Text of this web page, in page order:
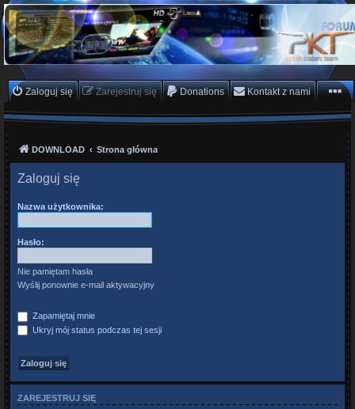
PKTeam - Polish Koders
Team
Hyperion, Enigma, E2, PKT, listy kanałów, oscam
Zaloguj się Zarejestruj się Donations Kontakt z nami
DOWNLOAD Strona główna
Zaloguj się
Nazwa użytkownika:
Hasło:
Nie pamiętam hasła
Wyślij ponownie e-mail aktywacyjny
Zapamiętaj mnie
Ukryj mój status podczas tej sesji
ZAREJESTRUJ SIĘ